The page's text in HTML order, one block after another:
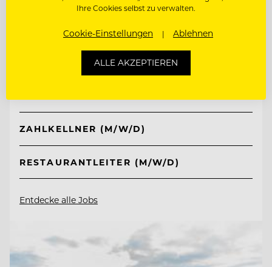
TOP ARBEITGEBER
Hotel Post Ischgl
ZAHLKELLNER (M/W/D)
RESTAURANTLEITER (M/W/D)
Entdecke alle Jobs
Ihre Cookies selbst zu verwalten.
Cookie-Einstellungen Ablehnen
ALLE AKZEPTIEREN